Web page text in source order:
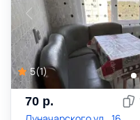
5(1)
70 р.